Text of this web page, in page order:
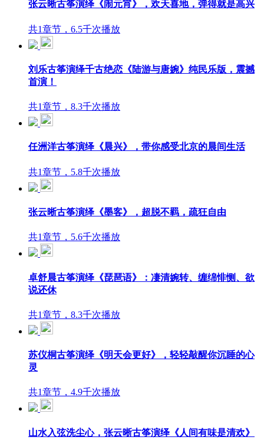
张云晰古筝演绎《闹元宵》，欢天喜地，弹得就是高兴
共1章节，6.5千次播放
刘乐古筝演绎千古绝恋《陆游与唐婉》纯民乐版，震撼
首演！
共1章节，8.3千次播放
任洲洋古筝演绎《晨兴》，带你感受北京的晨间生活
共1章节，5.8千次播放
张云晰古筝演绎《墨客》，超脱不羁，疏狂自由
共1章节，5.6千次播放
卓舒晨古筝演绎《琵琶语》：凄清婉转、缠绵悱恻、欲
说还休
共1章节，8.3千次播放
苏仪桐古筝演绎《明天会更好》，轻轻敲醒你沉睡的心
灵
共1章节，4.9千次播放
山水入弦洗尘心，张云晰古筝演绎《人间有味是清欢》